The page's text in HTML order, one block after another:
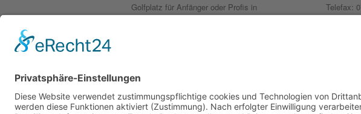
Golfplatz für Anfänger oder Profis in
Telefax:
© 2020 golfyouup GmbH | Konzept, Design und Code byKRAFTJUNGS